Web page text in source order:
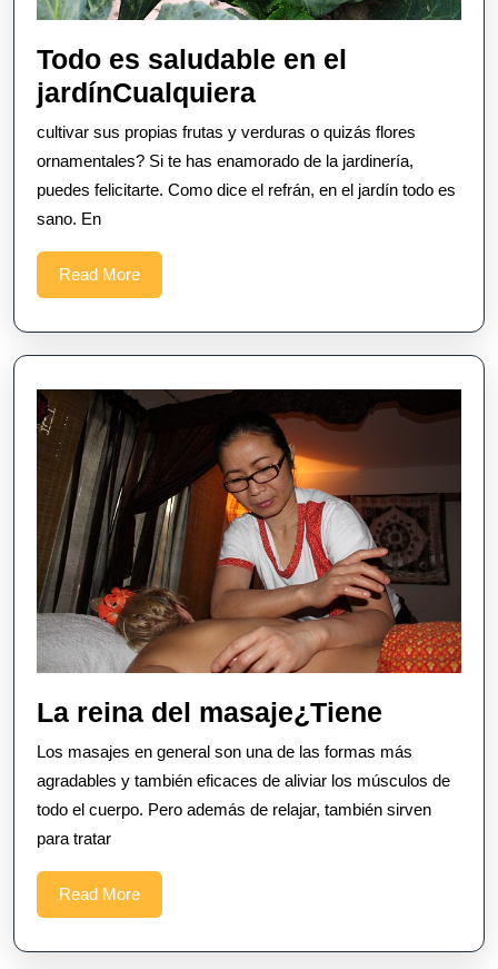
Todo es saludable en el
jardínCualquieraTodo
es
saludable
en
cultivar sus propias frutas y verduras o quizás flores
ornamentales? Si te has enamorado de la jardinería,
puedes felicitarte. Como dice el refrán, en el jardín todo es
sano. En
Read MoreRead
More
La reina del masaje¿Tiene
reina
del
Los masajes en general son una de las formas más
agradables y también eficaces de aliviar los músculos de
todo el cuerpo. Pero además de relajar, también sirven
para tratar
Read MoreRead
More